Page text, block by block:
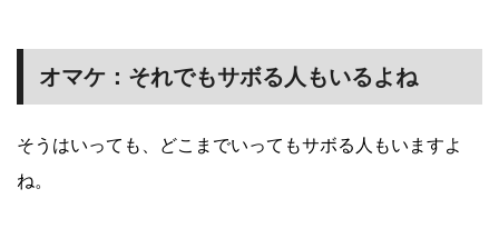
オマケ：それでもサボる人もいるよね
そうはいっても、どこまでいってもサボる人もいますよ
ね。